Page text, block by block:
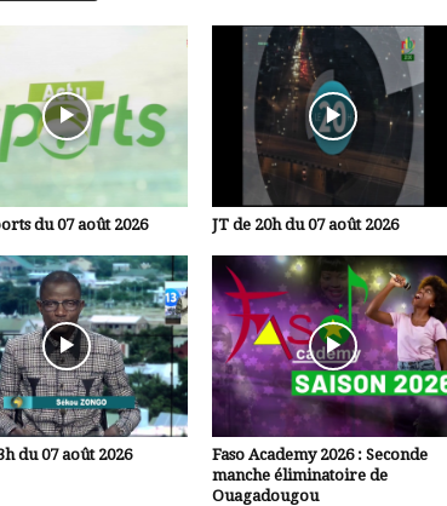
du 07 août 2026 JT de 20h du 07 août 2026
du 07 août 2026
Faso Academy 2026 : Seconde
manche éliminatoire de
Ouagadougou